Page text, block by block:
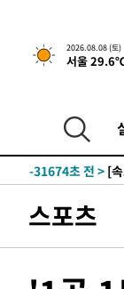
2026.08.08 (토)
서울
-31674초 전 > [
스포츠